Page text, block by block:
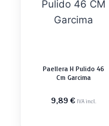
Paellera H Pulido 46
Cm Garcima
9,89€ IVA incl.